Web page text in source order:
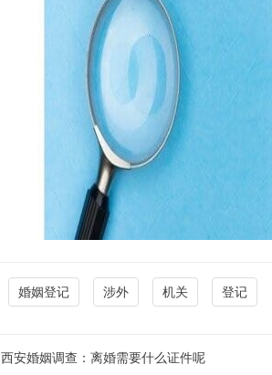
婚姻登记 涉外 机关 登记
西安婚姻调查：离婚需要什么证件呢